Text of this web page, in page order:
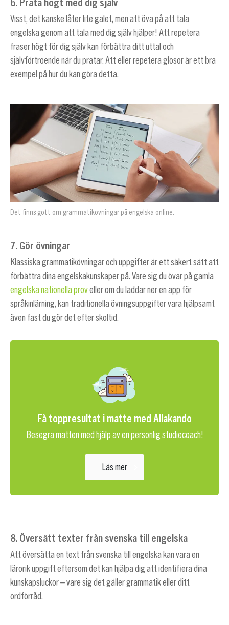
Visst, det kanske låter lite galet, men att öva på att tala
engelska genom att tala med dig själv hjälper! Att repetera
fraser högt för dig själv kan förbättra ditt uttal och
självförtroende när du pratar. Att eller repetera glosor är ett bra
exempel på hur du kan göra detta.
Det finns gott om grammatikövningar på engelska online.
7. Gör övningar
Klassiska grammatikövningar och uppgifter är ett säkert sätt att
förbättra dina engelskakunskaper på. Vare sig du övar på gamla
engelska nationella proveller om du laddar ner en app för
språkinlärning, kan traditionella övningsuppgifter vara hjälpsamt
även fast du gör det efter skoltid.
Få toppresultat i matte med Allakando
Besegra matten med hjälp av en personlig studiecoach!
Läs mer
8. Översätt texter från svenska till engelska
Att översätta en text från svenska till engelska kan vara en
lärorik uppgift eftersom det kan hjälpa dig att identifiera dina
kunskapsluckor – vare sig det gäller grammatik eller ditt
ordförråd.